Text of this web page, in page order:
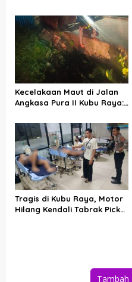
Kecelakaan Beruntun
Kecelakaan Maut di Jalan
Angkasa Pura II Kubu Raya:
ke Parit
Tragis di Kubu Raya, Motor
Hilang Kendali Tabrak Pick
Tambah